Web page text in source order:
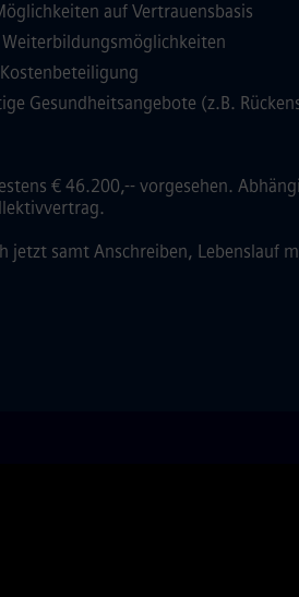
auf Vertrauensbasis
Gesundheitsangebote (z.B.
€ 46.200,-- vorgesehen.
jetzt samt Anschreiben,